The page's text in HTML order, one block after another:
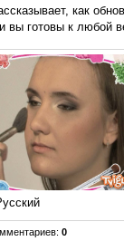
как
вы готовы к любой
: 0